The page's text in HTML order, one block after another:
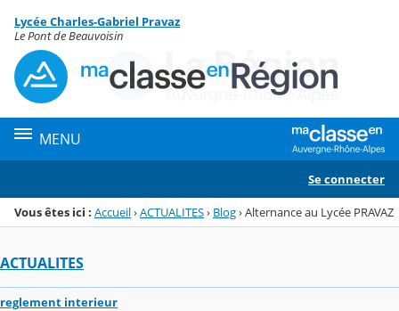
Menu de la rubrique
Contenu
Lycée Charles-Gabriel Pravaz
Le Pont de Beauvoisin
MENU
Se connecter
Vous êtes ici : Accueil›ACTUALITES› Blog›Alternance au Lycée PRAVAZ
ACTUALITES
reglement interieur